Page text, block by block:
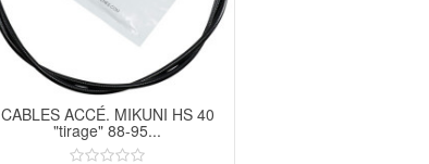
CABLES ACCÉ. MIKUNI HS 40
"tirage" 88-95...